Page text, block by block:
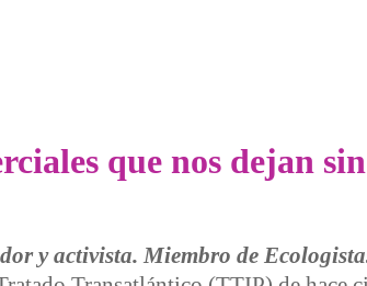
que nos dejan
y activista. Miembro de